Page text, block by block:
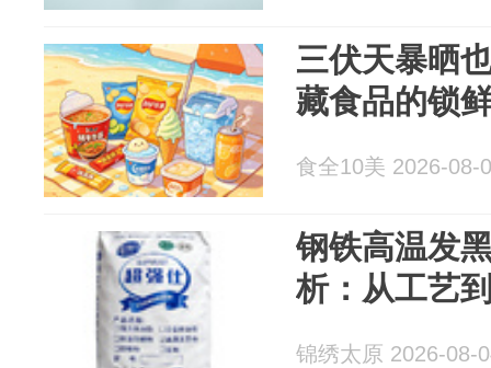
三伏天暴晒
藏食品的锁
食全10美 2026-08-
钢铁高温发
析：从工艺
锦绣太原 2026-08-